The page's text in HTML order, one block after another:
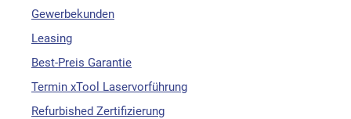
Gewerbekunden
Leasing
Best-Preis Garantie
Termin xTool Laservorführung
Refurbished Zertifizierung